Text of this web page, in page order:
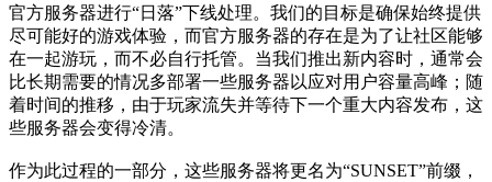
官方服务器进行“日落”下线处理。我们的目标是确保始终提供
尽可能好的游戏体验，而官方服务器的存在是为了让社区能够
在一起游玩，而不必自行托管。当我们推出新内容时，通常会
比长期需要的情况多部署一些服务器以应对用户容量高峰；随
着时间的推移，由于玩家流失并等待下一个重大内容发布，这
些服务器会变得冷清。
作为此过程的一部分，这些服务器将更名为“SUNSET”前缀，